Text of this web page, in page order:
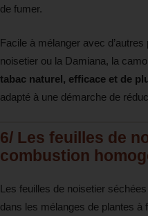
de fumer.
Facile à mélanger avec
noisetier ou la Damiana, la
tabac naturel, efficace et de
adapté à une démarche de
6/ Les feuilles de
combustion
Les feuilles de noisetier
dans les mélanges de plantes à